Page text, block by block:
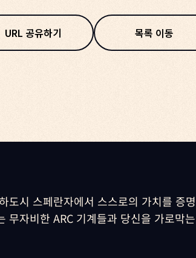
URL 공유하기 목록 이동
도시 스페란자에서 스스로의 가치를 증
무자비한 ARC 기계들과 당신을 가로막는